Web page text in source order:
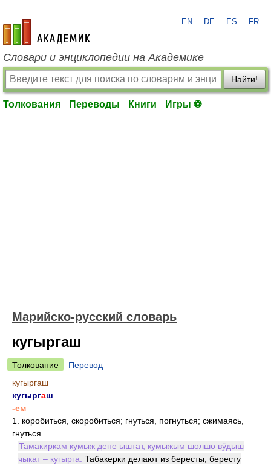
academic.ru
EN DE ES FR
Словари и энциклопедии на Академике
Найти!
Толкования Переводы Книги Игры ⚽
Марийско-русский словарь
кугыргаш
Толкование
Перевод
кугыргаш
кугыргаш
-ем
1. коробиться, скоробиться; гнуться, погнуться; сжимаясь,
гнуться
Тамакиркам кумыж дене ыштат, кумыжым шолшо вӱдыш
чыкат – кугырга. Табакерки делают из бересты, бересту